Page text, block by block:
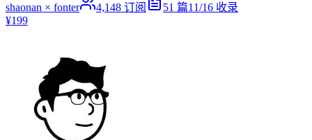
shaonan × fonter 4,148 订阅 51 篇11/16 收录
¥199